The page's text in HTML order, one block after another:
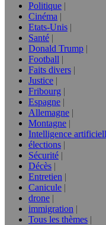
Politique
Cinéma
Etats-Unis
Santé
Donald Trump
Football
Faits divers
Justice
Fribourg
Espagne
Allemagne
Montagne
Intelligence
élections
Sécurité
Décès
Entretien
Canicule
drone
immigration
Tous les thèmes